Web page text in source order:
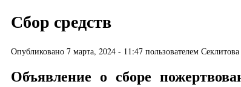
Сбор средств
Опубликовано 7 марта, 2024 - 11:47 пользователем
Объявление о сборе